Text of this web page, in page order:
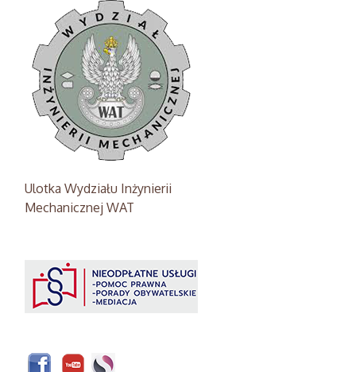
Ulotka Wydziału Inżynierii
Mechanicznej WAT